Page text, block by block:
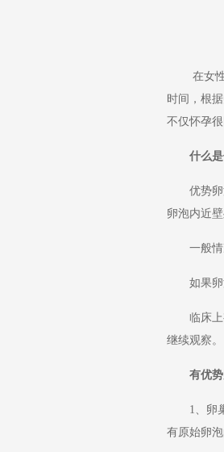
在女性月
时间，根
不仅怀孕
什么是
优势卵泡
卵泡内近
一般情况
如果卵泡
临床上有
继续观察。
有优势
1、卵巢
有原始卵